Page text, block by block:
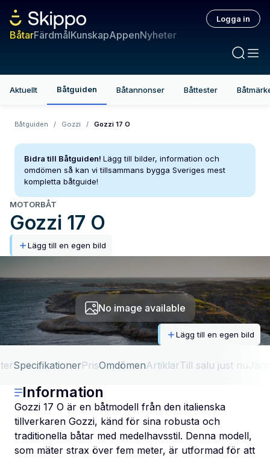
BåtarFärdmålKunskapAppenNyheter
Logga in
Aktuellt Båtguiden Båtannonser Båttester
Båtguiden / Gozzi / Gozzi 17 O
Bidra till Båtguiden! Lägg till bilder, information och
omdömen så kan vi tillsammans bygga Sveriges mest
kompletta båtguide!
MOTORBÅT
Gozzi 17 O
Lägg till en egen bild
No image available
Lägg till en egen bild
SpecifikationerPrisOmdömenArtiklarTill salu just nu
Information
Gozzi 17 O är en båtmodell från den italienska
tillverkaren Gozzi, känd för sina robusta och
traditionella båtar med medelhavsstil. Denna modell,
som mäter strax över fem meter, är utformad för att